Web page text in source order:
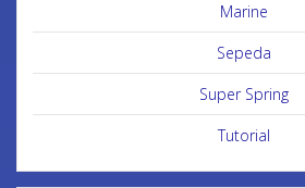
Marine
Sepeda
Super Spring
Tutorial